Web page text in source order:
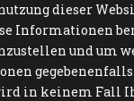
dieser
Informationen
und um
in keinem Fall